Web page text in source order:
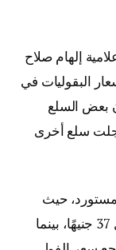
إلهام صلاح
البقوليات في
بعض السلع
40%، بينما سجلت سلع أخرى
حيث
كان سعر الكيلو خلال العام الماضي يسجل 37 جنيهًا، بينما